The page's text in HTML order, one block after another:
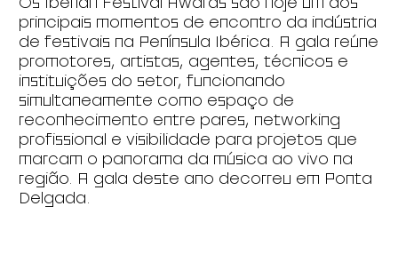
principais momentos de encontro da indústria
de festivais na Península Ibérica. A gala reúne
promotores, artistas, agentes, técnicos e
instituições do setor, funcionando
simultaneamente como espaço de
reconhecimento entre pares, networking
profissional e visibilidade para projetos que
marcam o panorama da música ao vivo na
região. A gala deste ano decorreu em Ponta
Delgada.